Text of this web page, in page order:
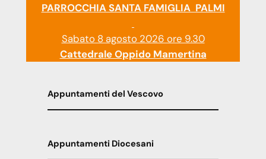
PARROCCHIA SANTA FAMIGLIA PALMI
Sabato 8 agosto 2026 ore 9.30
Cattedrale Oppido Mamertina
Appuntamenti del Vescovo
Appuntamenti Diocesani